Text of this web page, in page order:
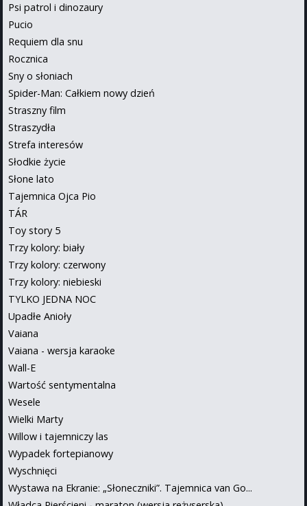
Psi patrol i dinozaury
Pucio
Requiem dla snu
Rocznica
Sny o słoniach
Spider-Man: Całkiem nowy dzień
Straszny film
Straszydła
Strefa interesów
Słodkie życie
Słone lato
Tajemnica Ojca Pio
TÁR
Toy story 5
Trzy kolory: biały
Trzy kolory: czerwony
Trzy kolory: niebieski
TYLKO JEDNA NOC
Upadłe Anioły
Vaiana
Vaiana - wersja karaoke
Wall-E
Wartość sentymentalna
Wesele
Wielki Marty
Willow i tajemniczy las
Wypadek fortepianowy
Wyschnięci
Wystawa na Ekranie: „Słoneczniki”. Tajemnica van Go...